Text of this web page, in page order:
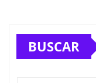
BUSCAR